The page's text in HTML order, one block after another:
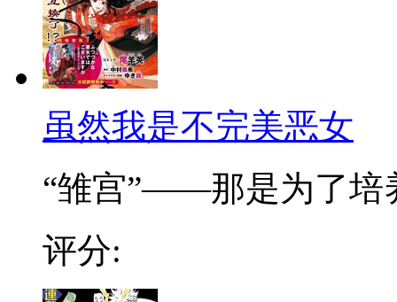
虽然我是不完美恶女
“雏宫”——那是为了培
评分: